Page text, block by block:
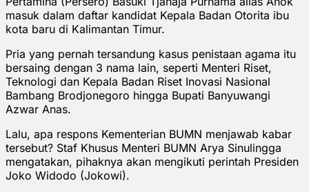
masuk dalam daftar kandidat Kepala Badan Otorita ibu
kota baru di Kalimantan Timur.
Pria yang pernah tersandung kasus penistaan agama itu
bersaing dengan 3 nama lain, seperti Menteri Riset,
Teknologi dan Kepala Badan Riset Inovasi Nasional
Bambang Brodjonegoro hingga Bupati Banyuwangi
Azwar Anas.
Lalu, apa respons Kementerian BUMN menjawab kabar
tersebut? Staf Khusus Menteri BUMN Arya Sinulingga
mengatakan, pihaknya akan mengikuti perintah Presiden
Joko Widodo (Jokowi).